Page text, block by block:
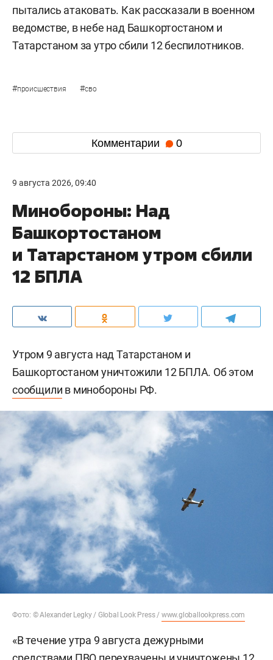
пытались атаковать. Как рассказали в военном
ведомстве, в небе над Башкортостаном и
Татарстаном за утро сбили 12 беспилотников.
#происшествия #сво
Комментарии 0
9 августа 2026, 09:40
Минобороны: Над
Башкортостаном
и Татарстаном утром сбили
12 БПЛА
Утром 9 августа над Татарстаном и
Башкортостаном уничтожили 12 БПЛА. Об этом
сообщили в минобороны РФ.
Фото: © Alexander Legky / Global Look Press / www.globallookpress.com
«В течение утра 9 августа дежурными